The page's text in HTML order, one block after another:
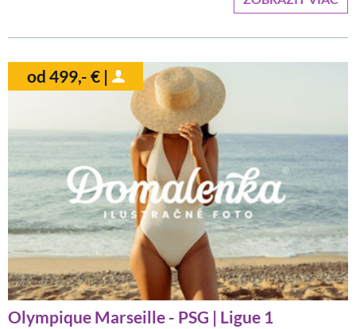
od 499,- € |
Olympique Marseille - PSG | Ligue 1